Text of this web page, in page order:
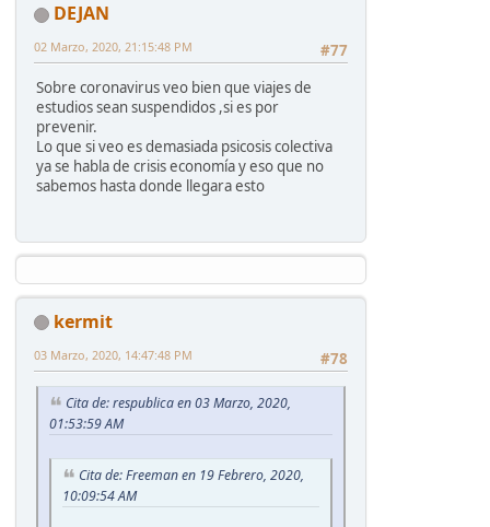
DEJAN
#77
02 Marzo, 2020, 21:15:48 PM
Sobre coronavirus veo bien que viajes de
estudios sean suspendidos ,si es por
prevenir.
Lo que si veo es demasiada psicosis colectiva
ya se habla de crisis economía y eso que no
sabemos hasta donde llegara esto
kermit
#78
03 Marzo, 2020, 14:47:48 PM
Cita de: respublica en 03 Marzo, 2020,
01:53:59 AM
Cita de: Freeman en 19 Febrero, 2020,
10:09:54 AM